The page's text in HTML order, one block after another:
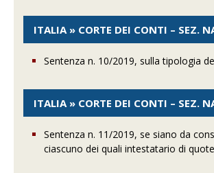
ITALIA » CORTE DEI CONTI – SEZ.
Sentenza n. 10/2019, sulla tipologia
ITALIA » CORTE DEI CONTI – SEZ.
Sentenza n. 11/2019, se siano da
ciascuno dei quali intestatario di